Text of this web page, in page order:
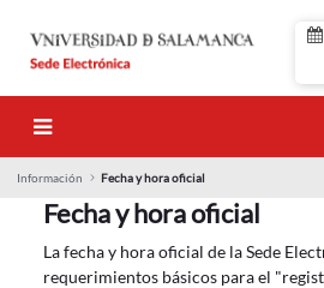
Información Fecha y hora oficial
Fecha
Fecha y hora oficial
La fecha y hora oficial de la Sede
requerimientos básicos para el